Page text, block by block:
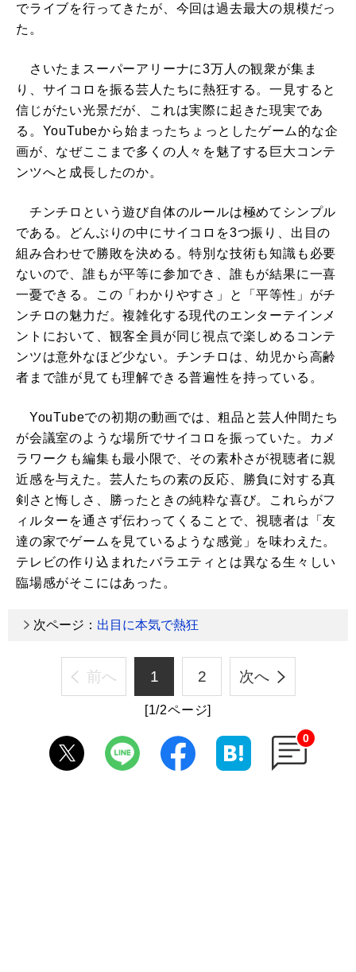
でライブを行ってきたが、今回は過去最大の規模だっ
た。
さいたまスーパーアリーナに3万人の観衆が集ま
り、サイコロを振る芸人たちに熱狂する。一見すると
信じがたい光景だが、これは実際に起きた現実であ
る。YouTubeから始まったちょっとしたゲーム的な企
画が、なぜここまで多くの人々を魅了する巨大コンテ
ンツへと成長したのか。
チンチロという遊び自体のルールは極めてシンプル
である。どんぶりの中にサイコロを3つ振り、出目の
組み合わせで勝敗を決める。特別な技術も知識も必要
ないので、誰もが平等に参加でき、誰もが結果に一喜
一憂できる。この「わかりやすさ」と「平等性」がチ
ンチロの魅力だ。複雑化する現代のエンターテインメ
ントにおいて、観客全員が同じ視点で楽しめるコンテ
ンツは意外なほど少ない。チンチロは、幼児から高齢
者まで誰が見ても理解できる普遍性を持っている。
YouTubeでの初期の動画では、粗品と芸人仲間たち
が会議室のような場所でサイコロを振っていた。カメ
ラワークも編集も最小限で、その素朴さが視聴者に親
近感を与えた。芸人たちの素の反応、勝負に対する真
剣さと悔しさ、勝ったときの純粋な喜び。これらがフ
ィルターを通さず伝わってくることで、視聴者は「友
達の家でゲームを見ているような感覚」を味わえた。
テレビの作り込まれたバラエティとは異なる生々しい
臨場感がそこにはあった。
次ページ： 出目に本気で熱狂
前へ 1 2 次へ
[1/2ページ]
0